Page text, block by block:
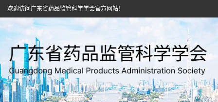
欢迎访问广东省药品监管科学学会官方网站！